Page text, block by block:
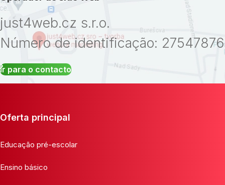
just4web.cz s.r.o.
Número de identificação: 27547876
Ir para o contacto
Oferta principal
Educação pré-escolar
Ensino básico